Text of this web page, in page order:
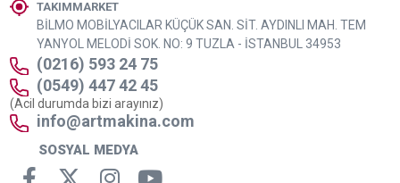
TAKIMMARKET
BİLMO MOBİLYACILAR KÜÇÜK SAN. SİT. AYDINLI MAH. TEM
YANYOL MELODİ SOK. NO: 9 TUZLA - İSTANBUL 34953
(0216) 593 24 75
(0549) 447 42 45
(Acil durumda bizi arayınız)
info@artmakina.com
SOSYAL MEDYA